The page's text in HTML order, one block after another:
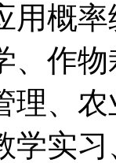
用概
、作
理、
学实